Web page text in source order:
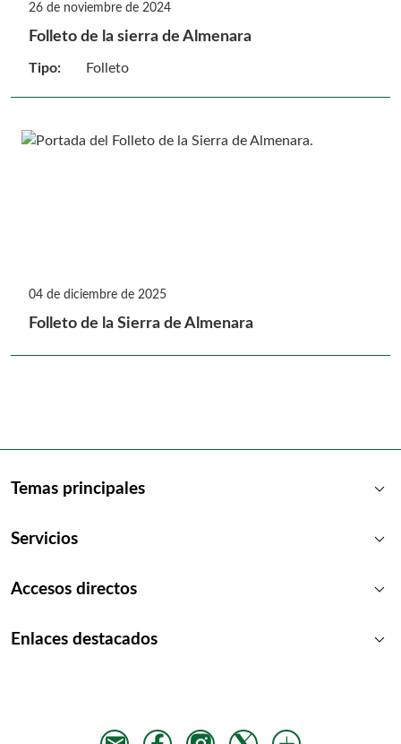
26 de noviembre de 2024
Folleto de la sierra de Almenara
Tipo: Folleto
04 de diciembre de 2025
Folleto de la Sierra de Almenara
Temas principales keyboard_arrow_down
Servicios keyboard_arrow_down
Accesos directos keyboard_arrow_down
Enlaces destacados keyboard_arrow_down